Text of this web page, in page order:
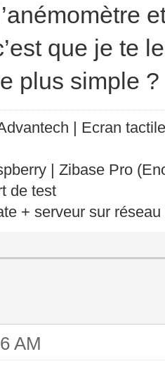
que je te
plus simple ?
| Ecran
| Zibase Pro
de test
+ serveur sur
AM